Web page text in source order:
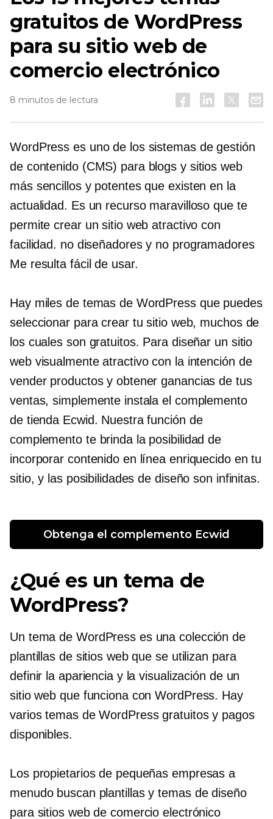
gratuitos de WordPress
para su sitio web de
comercio electrónico
8 minutos de lectura
WordPress es uno de los sistemas de gestión
de contenido (CMS) para blogs y sitios web
más sencillos y potentes que existen en la
actualidad. Es un recurso maravilloso que te
permite crear un sitio web atractivo con
facilidad. no diseñadoresy no programadores
Me resulta fácil de usar.
Hay miles de temas de WordPress que puedes
seleccionar para crear tu sitio web, muchos de
los cuales son gratuitos. Para diseñar un sitio
web visualmente atractivo con la intención de
vender productos y obtener ganancias de tus
ventas, simplemente instala el complemento
de tienda Ecwid. Nuestra función de
complemento te brinda la posibilidad de
incorporar contenido en línea enriquecido en tu
sitio, y las posibilidades de diseño son infinitas.
Obtenga el complemento Ecwid
¿Qué es un tema de
WordPress?
Un tema de WordPress es una colección de
plantillas de sitios web que se utilizan para
definir la apariencia y la visualización de un
sitio web que funciona con WordPress. Hay
varios temas de WordPress gratuitos y pagos
disponibles.
Los propietarios de pequeñas empresas a
menudo buscan plantillas y temas de diseño
para sitios web de comercio electrónico